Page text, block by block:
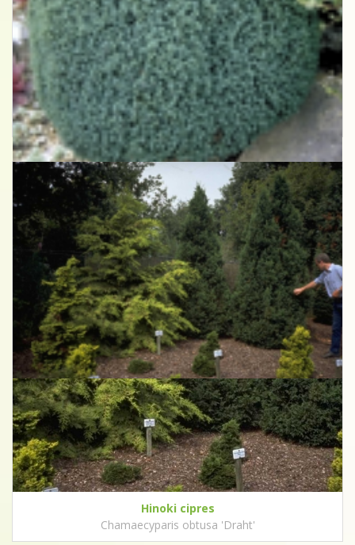
Dwergcypres
Chamaecyparis lawsoniana 'Nymph'
Hinoki cipres
Chamaecyparis obtusa 'Draht'